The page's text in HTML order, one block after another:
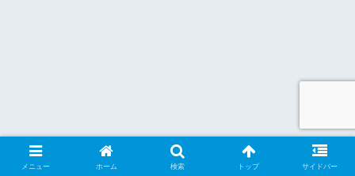
メニュー ホーム 検索 トップ サイドバー